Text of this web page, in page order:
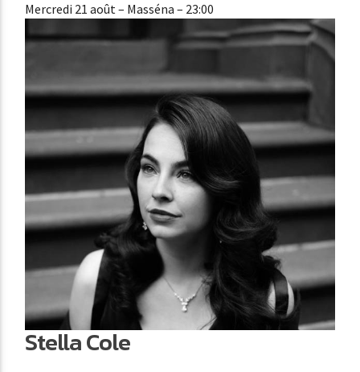
Mercredi 21 août– Masséna – 23:00
Stella Cole